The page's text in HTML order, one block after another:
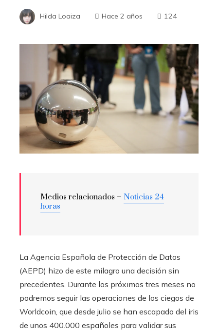
Hilda Loaiza Hace 2 años 124
Medios relacionados – Noticias 24
horas
La Agencia Española de Protección de Datos
(AEPD) hizo de este milagro una decisión sin
precedentes. Durante los próximos tres meses no
podremos seguir las operaciones de los ciegos de
Worldcoin, que desde julio se han escapado del iris
de unos 400.000 españoles para validar sus